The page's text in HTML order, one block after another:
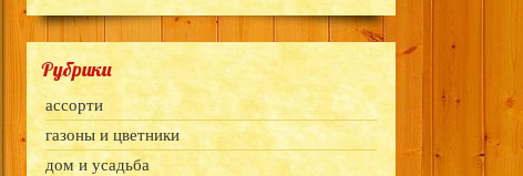
Рубрики
ассорти
газоны и цветники
дом и усадьба